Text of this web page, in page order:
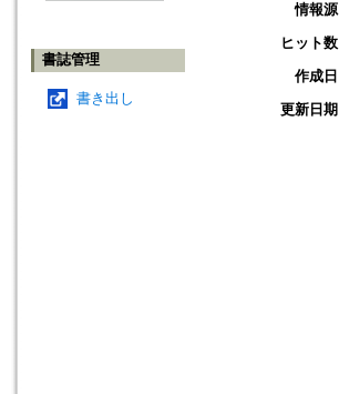
書誌管理
書き出し
情報源
ヒット数
作成日
更新日期